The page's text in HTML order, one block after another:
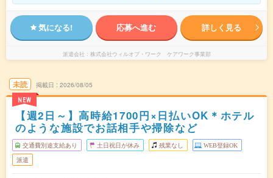
気になる! 応募へ進む 詳しく見る
派遣会社 株式会社ウィルオブ・ワーク ケアワーク事業部
未読
NEW
掲載日 2026/08/05
【週2日～】高時給1700円×日払いOK＊ホテル
のような施設でお話相手や掃除など
交通費別途支給あり 土日祝日が休み 残業なし WEB登録OK
派遣